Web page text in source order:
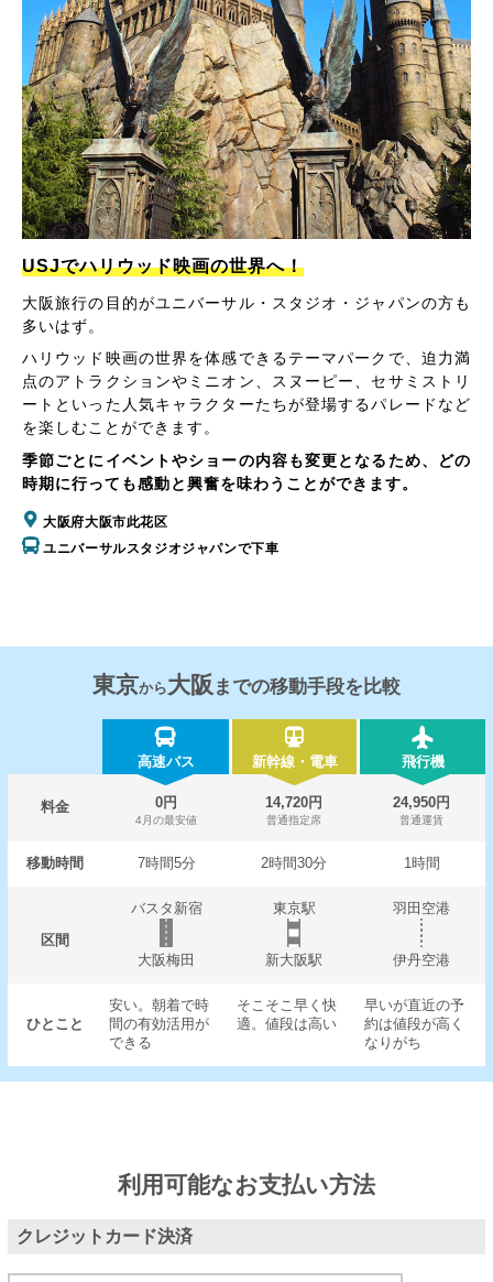
USJでハリウッド映画の世界へ！
大阪旅行の目的がユニバーサル・スタジオ・ジャパンの方も
多いはず。
ハリウッド映画の世界を体感できるテーマパークで、迫力満
点のアトラクションやミニオン、スヌーピー、セサミストリ
ートといった人気キャラクターたちが登場するパレードなど
を楽しむことができます。
季節ごとにイベントやショーの内容も変更となるため、どの
時期に行っても感動と興奮を味わうことができます。
大阪府大阪市此花区
ユニバーサルスタジオジャパンで下車
東京から大阪 までの移動手段を比較
高速バス 新幹線・電車 飛行機
料金 0円
4月の最安値
14,720円
普通指定席
24,950円
普通運賃
移動時間 7時間5分 2時間30分 1時間
区間
バスタ新宿 東京駅 羽田空港
大阪梅田 新大阪駅 伊丹空港
ひとこと
安い。朝着で時
間の有効活用が
できる
そこそこ早く快
適。値段は高い
早いが直近の予
約は値段が高く
なりがち
利用可能なお支払い方法
クレジットカード決済